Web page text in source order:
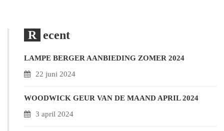
Recent
LAMPE BERGER AANBIEDING ZOMER 2024
22 juni 2024
WOODWICK GEUR VAN DE MAAND APRIL 2024
3 april 2024